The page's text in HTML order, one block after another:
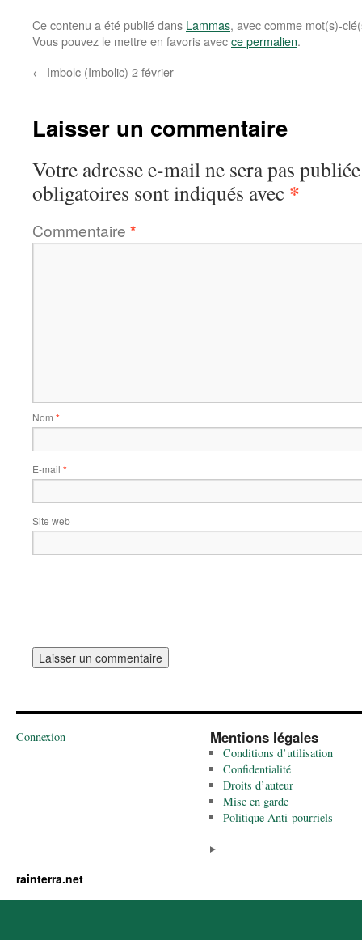
Ce contenu a été publié dans Lammas, avec comme mot(s)-
Vous pouvez le mettre en favoris avecce permalien.
← Imbolc (Imbolic) 2 février
Laisser un commentaire
Votre adresse e-mail ne sera pas
obligatoires sont indiqués avec *
Commentaire *
Nom *
E-mail *
Site web
Connexion Mentions légales
Conditions d’utilisation
Confidentialité
Droits d’auteur
Mise en garde
Politique Anti-pourriels
rainterra.net